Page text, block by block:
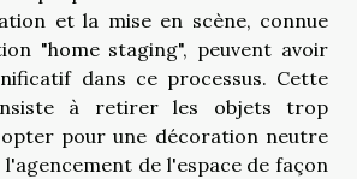
et la mise en scène, connue
"home staging", peuvent avoir
dans ce processus. Cette
à retirer les objets trop
pour une décoration neutre
de l'espace de façon